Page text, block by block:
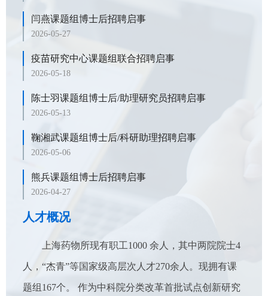
闫燕课题组博士后招聘启事
2026-05-27
疫苗研究中心课题组联合招聘启事
2026-05-18
陈士羽课题组博士后/助理研究员招聘启事
2026-05-13
鞠湘武课题组博士后/科研助理招聘启事
2026-05-06
熊兵课题组博士后招聘启事
2026-04-27
人才概况
上海药物所现有职工1000 余人，其中两院院士4
人，“杰青”等国家级高层次人才270余人。现拥有课
题组167个。 作为中科院分类改革首批试点创新研究